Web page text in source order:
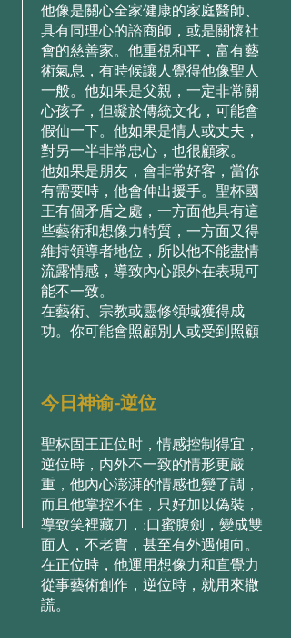
他像是關⼼全家健康的家庭醫師、
具有同理⼼的諮商師，或是關懷社
會的慈善家。他重視和平，富有藝
術氣息，有時候讓⼈覺得他像聖⼈
⼀般。他如果是⽗親，⼀定⾮常關
⼼孩⼦，但礙於傳統⽂化，可能會
假仙⼀下。他如果是情⼈或丈夫，
對另⼀半⾮常忠⼼，也很顧家。
他如果是朋友，會⾮常好客，當你
有需要時，他會伸出援⼿。聖杯國
王有個⽭盾之處，⼀⽅⾯他具有這
些藝術和想像⼒特質，⼀⽅⾯⼜得
維持領導者地位，所以他不能盡情
流露情感，導致內⼼跟外在表現可
能不⼀致。
在藝術、宗教或靈修領域獲得成
功。你可能會照顧別⼈或受到照顧
今日神谕-逆位
聖杯固王正位时，情感控制得宜，
逆位時，内外不⼀致的情形更嚴
重，他內⼼澎湃的情感也變了調，
⽽且他掌控不住，只好加以偽裝，
導致笑裡藏⼑，:⼝蜜腹劍，變成雙
⾯⼈，不⽼實，甚⾄有外遇傾向。
在正位時，他運⽤想像⼒和直覺⼒
從事藝術創作，逆位時，就⽤來撒
謊。